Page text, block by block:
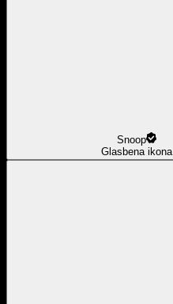
Snoop
Glasbena ikona